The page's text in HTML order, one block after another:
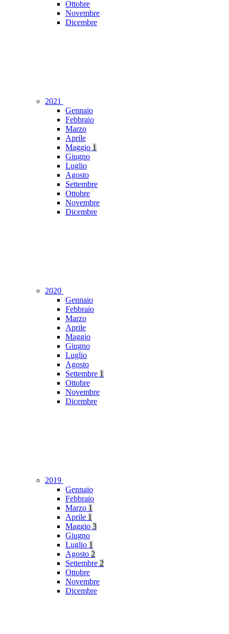
Ottobre
Novembre
Dicembre
2021
Gennaio
Febbraio
Marzo
Aprile
Maggio 1
Giugno
Luglio
Agosto
Settembre
Ottobre
Novembre
Dicembre
2020
Gennaio
Febbraio
Marzo
Aprile
Maggio
Giugno
Luglio
Agosto
Settembre 1
Ottobre
Novembre
Dicembre
2019
Gennaio
Febbraio
Marzo 1
Aprile 1
Maggio 3
Giugno
Luglio 1
Agosto 2
Settembre 2
Ottobre
Novembre
Dicembre